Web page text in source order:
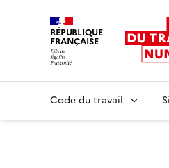
RÉPUBLIQUE
FRANÇAISE
Code du travail